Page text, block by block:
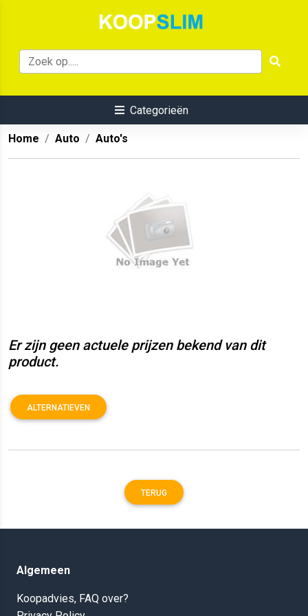
Categorieën
Home Auto Auto's
Er zijn geen actuele prijzen bekend van dit
product.
ALTERNATIEVEN
TERUG
Algemeen
Koopadvies, FAQ over?